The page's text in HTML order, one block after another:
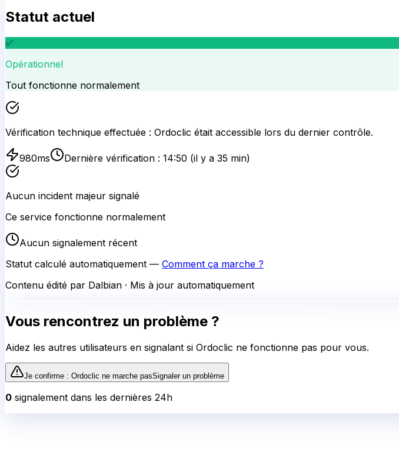
Statut actuel
✅
Opérationnel
Tout fonctionne normalement
Vérification technique effectuée : Ordoclic était accessible lors du dernier contrôle.
980ms Dernière vérification : 14:50 (il y a 35 min)
Aucun incident majeur signalé
Ce service fonctionne normalement
Aucun signalement récent
Statut calculé automatiquement — Comment ça marche ?
Contenu édité par Dalbian · Mis à jour automatiquement
Vous rencontrez un problème ?
Aidez les autres utilisateurs en signalant si Ordoclic ne fonctionne pas pour vous.
Je confirme : Ordoclic ne marche pasSignaler un problème
0 signalement dans les dernières 24h